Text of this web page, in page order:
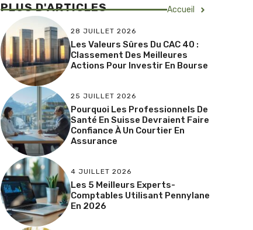
PLUS D'ARTICLES Accueil
28 JUILLET 2026
Les Valeurs Sûres Du CAC 40 :
Classement Des Meilleures
Actions Pour Investir En Bourse
25 JUILLET 2026
Pourquoi Les Professionnels De
Santé En Suisse Devraient Faire
Confiance À Un Courtier En
Assurance
4 JUILLET 2026
Les 5 Meilleurs Experts-
Comptables Utilisant Pennylane
En 2026